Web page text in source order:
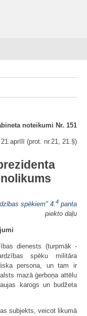
noteikumi Nr. 151
(prot. nr.21, 21.§)
spēkiem" 4.4 panta
piekto daļu
dienests (turpmāk -
spēku militāra
persona, un tam ir
mazā ģerboņa attēlu
karogs un budžeta
subjekts, veicot likumā